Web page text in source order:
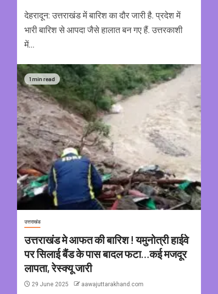
देहरादून: उत्तराखंड में बारिश का दौर जारी है. प्रदेश में
भारी बारिश से आपदा जैसे हालात बन गए हैं. उत्तरकाशी
में...
1 min read
उत्तराखंड
उत्तराखंड मे आफत की बारिश ! यमुनोत्री हाईवे
पर सिलाई बैंड के पास बादल फटा…कई मजदूर
लापता, रेस्क्यू जारी
29 June 2025 aawajuttarakhand.com